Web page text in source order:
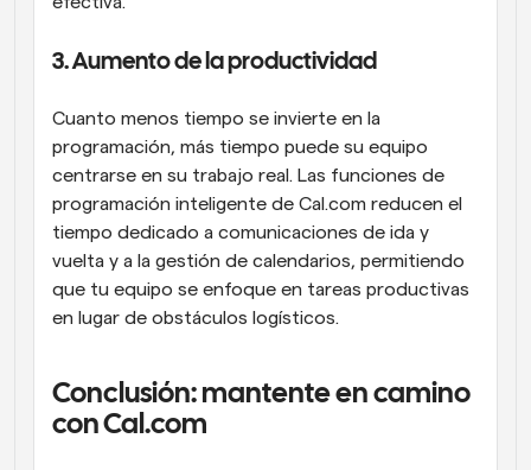
3. Aumento de la productividad
Cuanto menos tiempo se invierte en la
programación, más tiempo puede su equipo
centrarse en su trabajo real. Las funciones de
programación inteligente de Cal.com reducen el
tiempo dedicado a comunicaciones de ida y
vuelta y a la gestión de calendarios, permitiendo
que tu equipo se enfoque en tareas productivas
en lugar de obstáculos logísticos.
Conclusión: mantente en camino
con Cal.com